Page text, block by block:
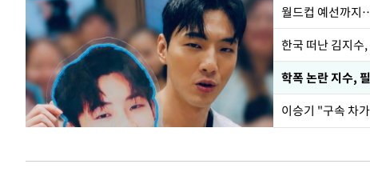
월드컵 예선까지
한국 떠난 김지
학폭 논란 지수,
이승기 "구속 차